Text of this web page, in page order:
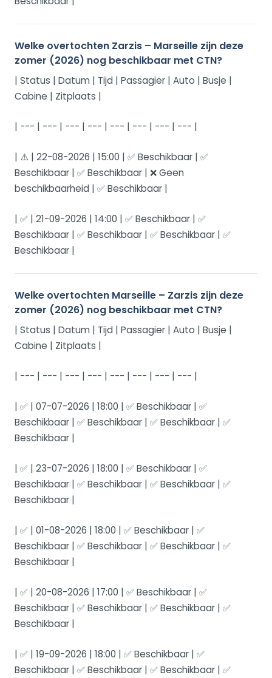
Welke overtochten Zarzis – Marseille zijn deze
zomer (2026) nog beschikbaar met CTN?
| Status | Datum | Tijd | Passagier | Auto | Busje |
Cabine | Zitplaats |
| --- | --- | --- | --- | --- | --- | --- | --- |
| ⚠️ | 22-08-2026 | 15:00 | ✅ Beschikbaar | ✅
Beschikbaar | ✅ Beschikbaar | ❌ Geen
beschikbaarheid | ✅ Beschikbaar |
| ✅ | 21-09-2026 | 14:00 | ✅ Beschikbaar | ✅
Beschikbaar | ✅ Beschikbaar | ✅ Beschikbaar | ✅
Beschikbaar |
Welke overtochten Marseille – Zarzis zijn deze
zomer (2026) nog beschikbaar met CTN?
| Status | Datum | Tijd | Passagier | Auto | Busje |
Cabine | Zitplaats |
| --- | --- | --- | --- | --- | --- | --- | --- |
| ✅ | 07-07-2026 | 18:00 | ✅ Beschikbaar | ✅
Beschikbaar | ✅ Beschikbaar | ✅ Beschikbaar | ✅
Beschikbaar |
| ✅ | 23-07-2026 | 18:00 | ✅ Beschikbaar | ✅
Beschikbaar | ✅ Beschikbaar | ✅ Beschikbaar | ✅
Beschikbaar |
| ✅ | 01-08-2026 | 18:00 | ✅ Beschikbaar | ✅
Beschikbaar | ✅ Beschikbaar | ✅ Beschikbaar | ✅
Beschikbaar |
| ✅ | 20-08-2026 | 17:00 | ✅ Beschikbaar | ✅
Beschikbaar | ✅ Beschikbaar | ✅ Beschikbaar | ✅
Beschikbaar |
| ✅ | 19-09-2026 | 18:00 | ✅ Beschikbaar | ✅
Beschikbaar | ✅ Beschikbaar | ✅ Beschikbaar | ✅